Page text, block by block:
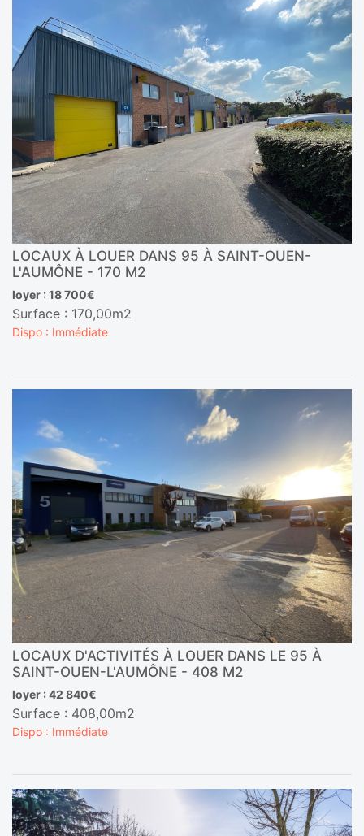
LOCAUX À LOUER DANS 95 À SAINT-OUEN-
L'AUMÔNE - 170 M2
loyer : 18 700€
Surface : 170,00m2
Dispo : Immédiate
LOCAUX D'ACTIVITÉS À LOUER DANS LE 95 À
SAINT-OUEN-L'AUMÔNE - 408 M2
loyer : 42 840€
Surface : 408,00m2
Dispo : Immédiate